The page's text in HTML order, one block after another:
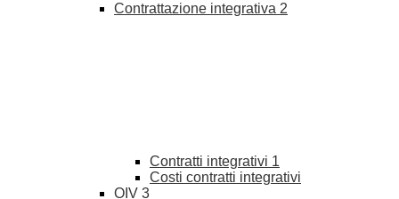
Contrattazione integrativa 2
Contratti integrativi 1
Costi contratti integrativi
OIV 3